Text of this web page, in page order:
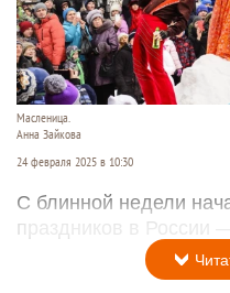
Масленица.
Анна Зайкова
24 февраля 2025 в 10:30
С блинной недели
праздников в России